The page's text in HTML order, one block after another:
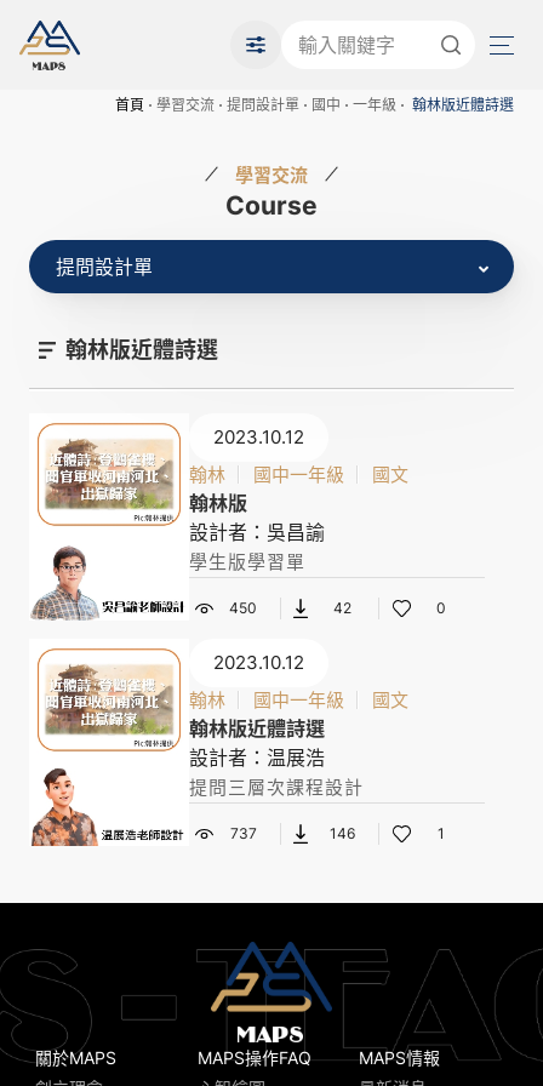
首頁 學習交流 提問設計單 國中 一年級 翰林版近體詩選
學習交流
Course
提問設計單
翰林版近體詩選
2023.10.12
翰林
國中一年級 國文
翰林版
設計者：吳昌諭
學生版學習單
450 42 0
2023.10.12
翰林
國中一年級 國文
翰林版近體詩選
設計者：温展浩
提問三層次課程設計
737 146 1
關於MAPS
MAPS操作FAQ
MAPS情報